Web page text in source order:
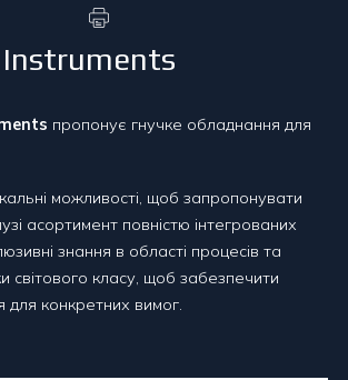
Instruments
пропонує гнучке обладнання для
можливості, щоб запропонувати
асортимент повністю інтегрованих
знання в області процесів та
світового класу, щоб забезпечити
для конкретних вимог.